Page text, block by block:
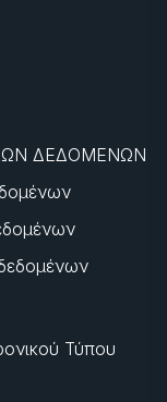
ΔΕΔΟΜΕΝΩΝ
Τύπου